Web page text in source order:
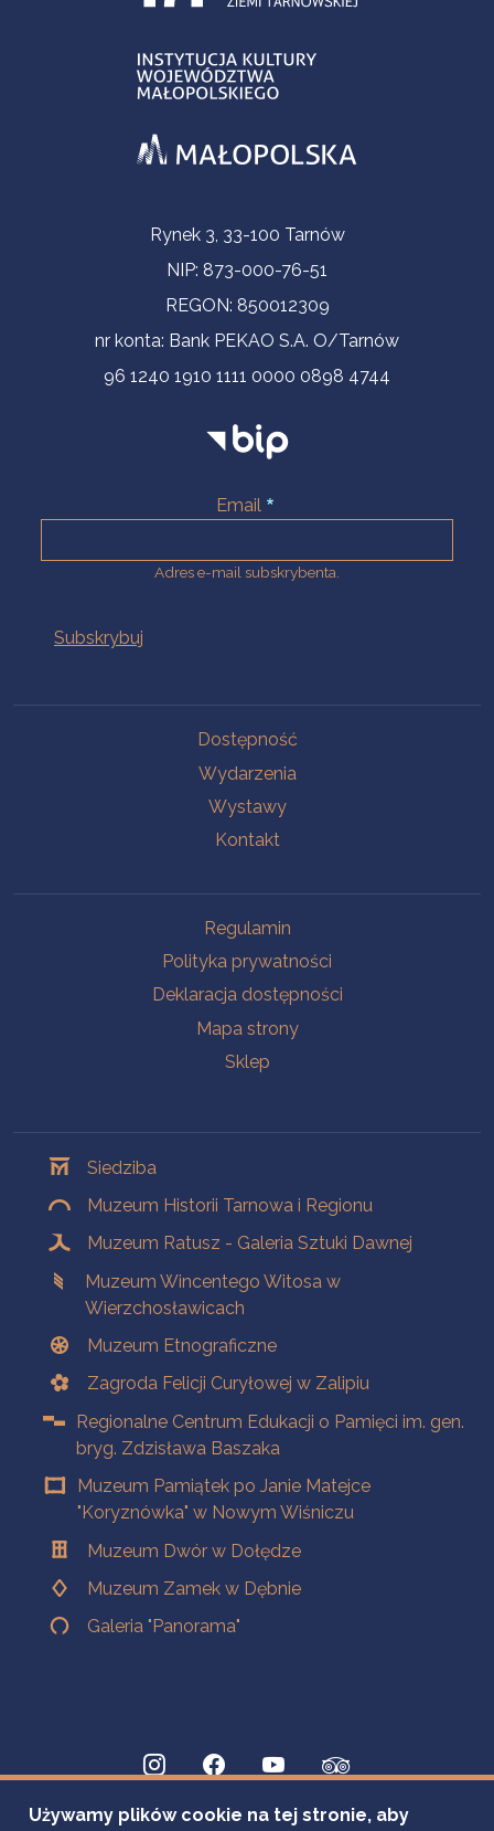
Informacje kontaktoweRynek 3, 33-100 Tarnów
NIP: 873-000-76-51
REGON: 850012309
nr konta: Bank PEKAO S.A. O/Tarnów
96 1240 1910 1111 0000 0898 4744
Email
Adres e-mail subskrybenta.
Dostępność
Wydarzenia
Wystawy
Kontakt
Regulamin
Polityka prywatności
Deklaracja dostępności
Mapa strony
Sklep
Siedziba
Muzeum Historii Tarnowa i Regionu
Muzeum Ratusz - Galeria Sztuki Dawnej
Muzeum Wincentego Witosa w
Wierzchosławicach
Muzeum Etnograficzne
Zagroda Felicji Curyłowej w Zalipiu
Regionalne Centrum Edukacji o Pamięci im. gen.
bryg. Zdzisława Baszaka
Muzeum Pamiątek po Janie Matejce
"Koryznówka" w Nowym Wiśniczu
Muzeum Dwór w Dołędze
Muzeum Zamek w Dębnie
Galeria "Panorama"
Używamy plików cookie na tej stronie, aby